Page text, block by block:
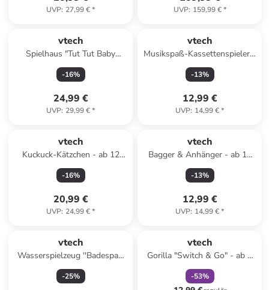
UVP: 27,99 €* UVP: 159,99 €*
vtech
Spielhaus "Tut Tut Baby
Flitzer - CoComelon" in Bunt -
ab 18 Monaten
-16%
24,99 €
UVP: 29,99 €*
vtech
Musikspaß-Kassettenspieler -
ab 3 Jahren
-13%
12,99 €
UVP: 14,99 €*
vtech
Kuckuck-Kätzchen - ab 12
Monaten
-16%
20,99 €
UVP: 24,99 €*
vtech
Bagger & Anhänger - ab 12
Monaten
-13%
12,99 €
UVP: 14,99 €*
vtech
Wasserspielzeug ''Badespaß
Otter'' - ab 12 Monaten
-25%
vtech
Gorilla "Switch & Go" - ab 3
Jahren
-53%